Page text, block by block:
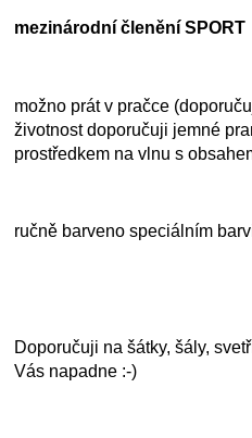
mezinárodní členění SPORT
možno prát v pračce
životnost doporučuji jemné
prostředkem na vlnu s
ručně barveno speciálním
Doporučuji na šátky, šály,
Vás napadne :-)